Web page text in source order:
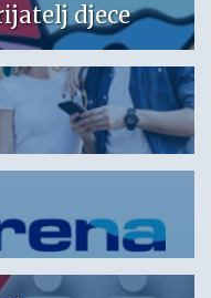
djece